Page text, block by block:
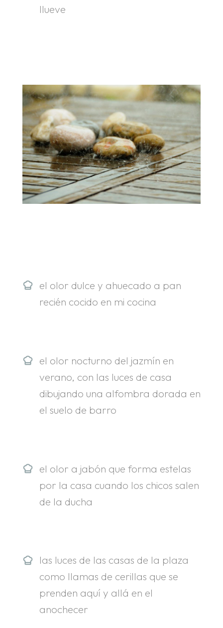
llueve
el olor dulce y ahuecado a pan
recién cocido en mi cocina
el olor nocturno del jazmín en
verano, con las luces de casa
dibujando una alfombra dorada en
el suelo de barro
el olor a jabón que forma estelas
por la casa cuando los chicos salen
de la ducha
las luces de las casas de la plaza
como llamas de cerillas que se
prenden aquí y allá en el
anochecer